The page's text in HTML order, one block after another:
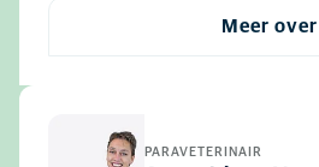
Meer over
PARAVETERINAIR